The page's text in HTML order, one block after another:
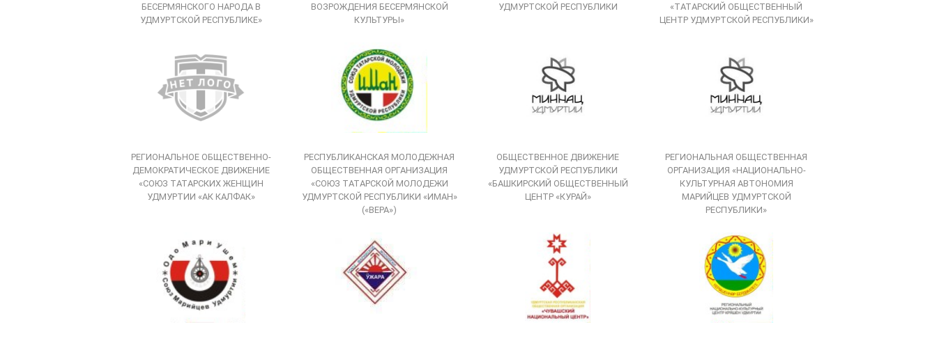
БЕСЕРМЯНСКОГО НАРОДА В
УДМУРТСКОЙ РЕСПУБЛИКЕ»
ВОЗРОЖДЕНИЯ БЕСЕРМЯНСКОЙ
КУЛЬТУРЫ»
УДМУРТСКОЙ РЕСПУБЛИКИ
«ТАТАРСКИЙ ОБЩЕСТВЕННЫЙ
ЦЕНТР УДМУРТСКОЙ РЕСПУБЛИКИ»
РЕГИОНАЛЬНОЕ ОБЩЕСТВЕННО-
ДЕМОКРАТИЧЕСКОЕ ДВИЖЕНИЕ
«СОЮЗ ТАТАРСКИХ ЖЕНЩИН
УДМУРТИИ «АК КАЛФАК»
РЕСПУБЛИКАНСКАЯ МОЛОДЕЖНАЯ
ОБЩЕСТВЕННАЯ ОРГАНИЗАЦИЯ
«СОЮЗ ТАТАРСКОЙ МОЛОДЕЖИ
УДМУРТСКОЙ РЕСПУБЛИКИ «ИМАН»
(«ВЕРА»)
ОБЩЕСТВЕННОЕ ДВИЖЕНИЕ
УДМУРТСКОЙ РЕСПУБЛИКИ
«БАШКИРСКИЙ ОБЩЕСТВЕННЫЙ
ЦЕНТР «КУРАЙ»
РЕГИОНАЛЬНАЯ ОБЩЕСТВЕННАЯ
ОРГАНИЗАЦИЯ «НАЦИОНАЛЬНО-
КУЛЬТУРНАЯ АВТОНОМИЯ
МАРИЙЦЕВ УДМУРТСКОЙ
РЕСПУБЛИКИ»